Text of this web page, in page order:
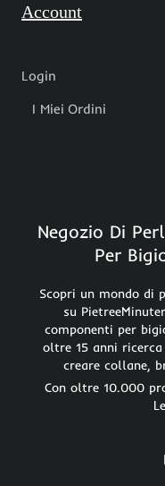
Account
Login
I Miei Ordini
Negozio Di
Per
Scopri un mondo di
su
componenti per
oltre 15 anni
creare collane,
Con oltre 10.000